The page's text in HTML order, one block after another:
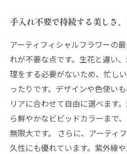
手入れ不要で持続する美しさ
アーティフィシャルフラワーの
れが不要な点です。生花と違い
理をする必要がないため、忙し
ったりです。デザインや色使い
リアに合わせて自由に選べます
ら鮮やかなビビッドカラーまで
無限大です。 さらに、アーティ
久性にも優れています。紫外線